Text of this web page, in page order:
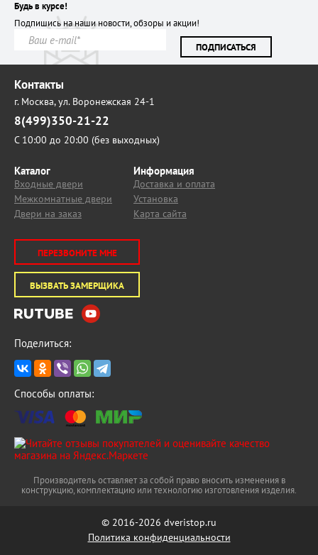
Будь в курсе!
Подпишись на наши новости, обзоры и акции!
ПОДПИСАТЬСЯ
Контакты
г. Москва,ул. Воронежская 24-1
8(499)350-21-22
С 10:00 до 20:00 (без выходных)
Каталог
Входные двери
Межкомнатные двери
Двери на заказ
Информация
Доставка и оплата
Установка
Карта сайта
ПЕРЕЗВОНИТЕ МНЕ
ВЫЗВАТЬ ЗАМЕРЩИКА
Поделиться:
Способы оплаты:
Производитель оставляет за собой право вносить изменения в
конструкцию, комплектацию или технологию изготовления изделия.
© 2016-2026 dveristop.ru
Политика конфиденциальности